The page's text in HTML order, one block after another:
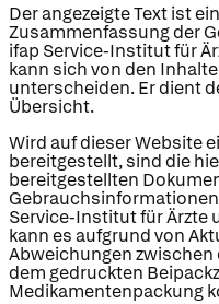
Der angezeigte Text ist
Zusammenfassung der
ifap Service-Institut für
kann sich von den
unterscheiden. Er dient
Übersicht.
Wird auf dieser Website
bereitgestellt, sind die
bereitgestellten
Service-Institut für Ärzte
kann es aufgrund von
Abweichungen
dem gedruckten
Medikamentenpackung